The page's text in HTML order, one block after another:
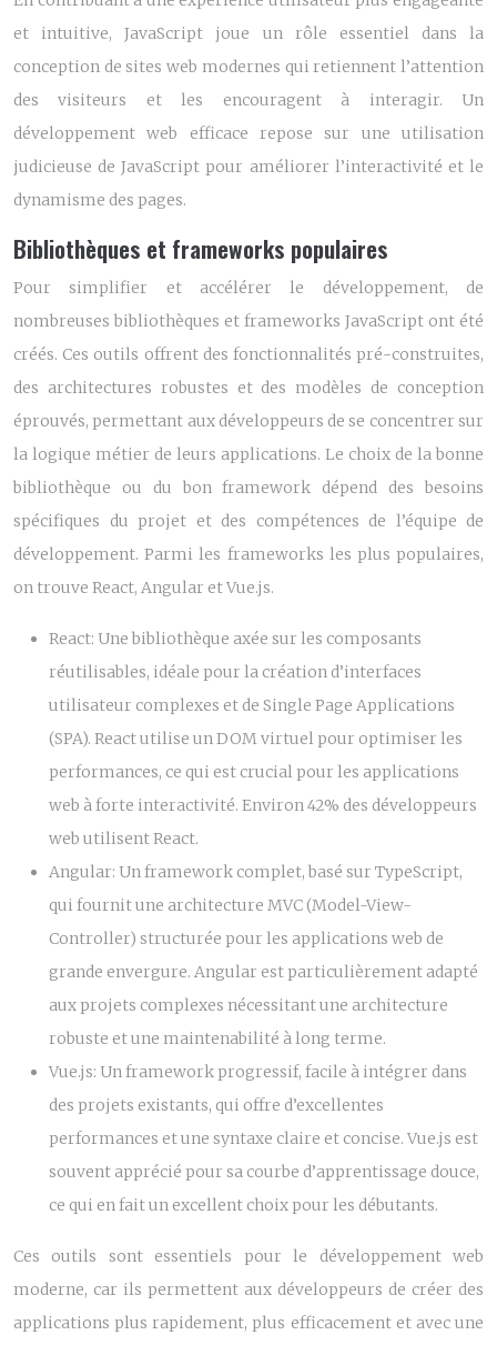
et intuitive, JavaScript joue un rôle essentiel dans la
conception de sites web modernes qui retiennent l’attention
des visiteurs et les encouragent à interagir. Un
développement web efficace repose sur une utilisation
judicieuse de JavaScript pour améliorer l’interactivité et le
dynamisme des pages.
Bibliothèques et frameworks populaires
Pour simplifier et accélérer le développement, de
nombreuses bibliothèques et frameworks JavaScript ont été
créés. Ces outils offrent des fonctionnalités pré-construites,
des architectures robustes et des modèles de conception
éprouvés, permettant aux développeurs de se concentrer sur
la logique métier de leurs applications. Le choix de la bonne
bibliothèque ou du bon framework dépend des besoins
spécifiques du projet et des compétences de l’équipe de
développement. Parmi les frameworks les plus populaires,
on trouve React, Angular et Vue.js.
React: Une bibliothèque axée sur les composants
réutilisables, idéale pour la création d’interfaces
utilisateur complexes et de Single Page Applications
(SPA). React utilise un DOM virtuel pour optimiser les
performances, ce qui est crucial pour les applications
web à forte interactivité. Environ 42% des développeurs
web utilisent React.
Angular: Un framework complet, basé sur TypeScript,
qui fournit une architecture MVC (Model-View-
Controller) structurée pour les applications web de
grande envergure. Angular est particulièrement adapté
aux projets complexes nécessitant une architecture
robuste et une maintenabilité à long terme.
Vue.js: Un framework progressif, facile à intégrer dans
des projets existants, qui offre d’excellentes
performances et une syntaxe claire et concise. Vue.js est
souvent apprécié pour sa courbe d’apprentissage douce,
ce qui en fait un excellent choix pour les débutants.
Ces outils sont essentiels pour le développement web
moderne, car ils permettent aux développeurs de créer des
applications plus rapidement, plus efficacement et avec une